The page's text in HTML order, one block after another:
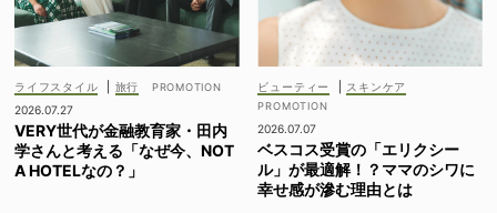
ライフスタイル
旅行
2026.07.27
VERY世代が金融教育家・田内
学さんと考える「なぜ今、NOT
A HOTELなの？」
ビューティー スキンケア
2026.07.07
ベスコス受賞の「エリクシー
ル」が最適解！？ママのシワに
幸せ感が滲む理由とは